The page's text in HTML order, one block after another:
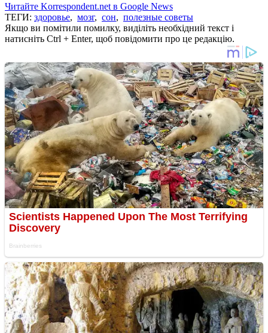
Читайте Korrespondent.net в Google News
ТЕГИ: здоровье, мозг, сон, полезные советы
Якщо ви помітили помилку, виділіть необхідний текст і
натисніть Ctrl + Enter, щоб повідомити про це редакцію.